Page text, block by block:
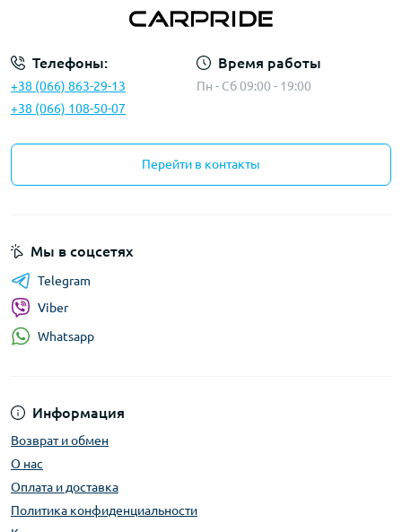
Телефоны:
+38 (066) 863-29-13
+38 (066) 108-50-07
Время работы
Пн - Сб 09:00 - 19:00
Перейти в контакты
Информация
Возврат и обмен
О нас
Оплата и доставка
Политика конфиденциальности
Мы в соцсетях
Telegram
Viber
Whatsapp